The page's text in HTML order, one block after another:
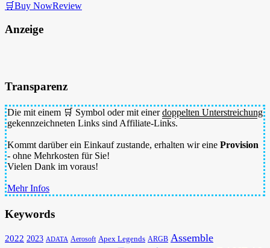
🛒Buy NowReview
Anzeige
Transparenz
Die mit einem 🛒 Symbol oder mit einerdoppelten Unterstreichung
gekennzeichneten Links sind Affiliate-Links.
Kommt darüber ein Einkauf zustande, erhalten wir eine Provision
- ohne Mehrkosten für Sie!
Vielen Dank im voraus!
Mehr Infos
Keywords
2022 2023 ADATA Aerosoft Apex Legends ARGB Assemble